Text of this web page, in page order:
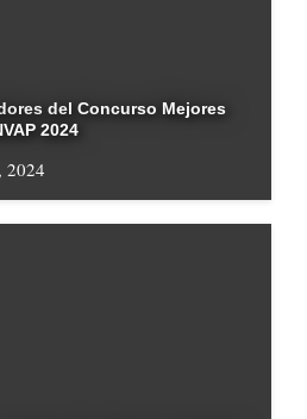
del Concurso Mejores
2024
2024